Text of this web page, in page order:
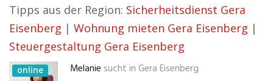
Tipps aus der Region: Sicherheitsdienst Gera
Eisenberg | Wohnung mieten Gera Eisenberg |
Steuergestaltung Gera Eisenberg
online Melanie sucht in Gera Eisenberg